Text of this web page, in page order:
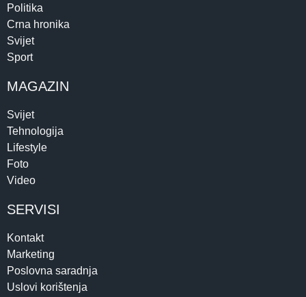
Politika
Crna hronika
Svijet
Sport
MAGAZIN
Svijet
Tehnologija
Lifestyle
Foto
Video
SERVISI
Kontakt
Marketing
Poslovna saradnja
Uslovi korištenja